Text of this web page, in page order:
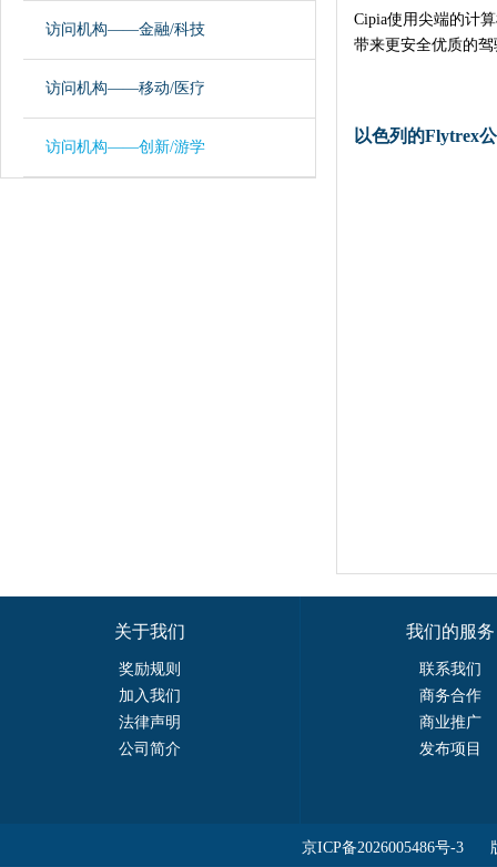
访问机构——金融/科技
访问机构——移动/医疗
访问机构——创新/游学
Cipia使用尖端的计
带来更安全优质的
以色列的Flytrex
关于我们
奖励规则
加入我们
法律声明
公司简介
我们的服务
联系我们
商务合作
商业推广
发布项目
京ICP备2026005486号-3